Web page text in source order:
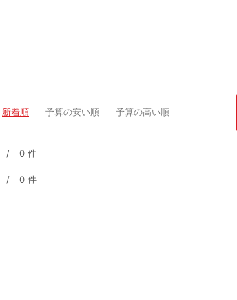
新着順 予算の安い順 予算の高い順
0 件
0 件